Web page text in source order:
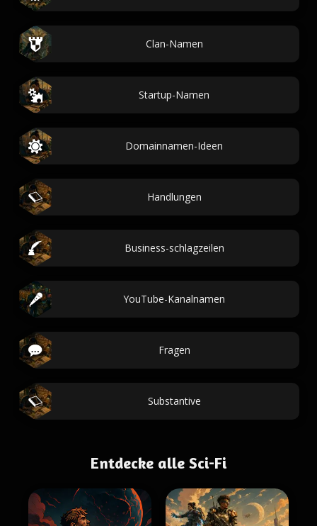
Clan-Namen
Startup-Namen
Domainnamen-Ideen
Handlungen
Business-schlagzeilen
YouTube-Kanalnamen
Fragen
Substantive
Entdecke alle Sci-Fi